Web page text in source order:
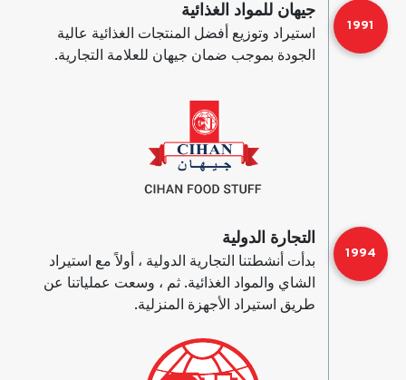
1991
جيهان للمواد الغذائية
استيراد وتوزيع أفضل المنتجات الغذائية عالية
الجودة بموجب ضمان جيهان للعلامة التجارية.
1994
التجارة الدولية
بدأت أنشطتنا التجارية الدولية ، أولاً مع استيراد
الشاي والمواد الغذائية. ثم ، وسعت عملياتنا عن
طريق استيراد الأجهزة المنزلية.